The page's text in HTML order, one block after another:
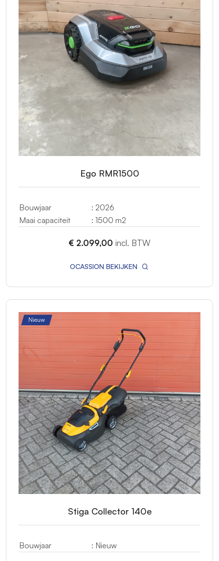
Ego RMR1500
Bouwjaar
: 2026
Maai capaciteit
: 1500 m2
€ 2.099,00 incl. BTW
OCASSION BEKIJKEN
Nieuw
Stiga Collector 140e
Bouwjaar : Nieuw